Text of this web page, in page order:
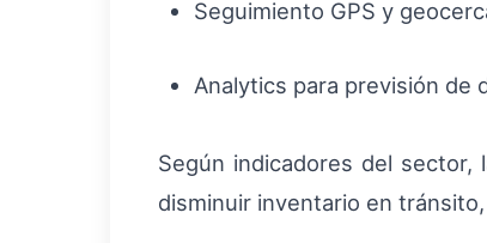
Seguimiento GPS y
Analytics para previsión de
Según indicadores del sector,
disminuir inventario en